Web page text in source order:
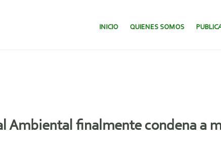
SALTAR AL CONTENIDO.
INICIO QUIENES SOMOS
Ambiental finalmente condena a